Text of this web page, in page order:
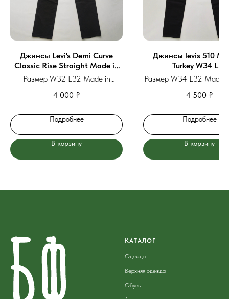
Джинсы Levi's Demi Curve
Classic Rise Straight Made in
Pakistan
Размер W32 L32 Made in
4 000 ₽
Подробнее
В корзину
Джинсы levis 510
Turkey W34 L32
Размер W34 L32 Made
4 500 ₽
Подробнее
В корзину
КАТАЛОГ
Одежда
Верхняя одежда
Обувь